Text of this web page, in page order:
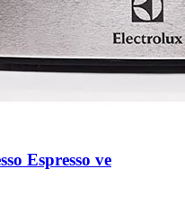
Espresso ve